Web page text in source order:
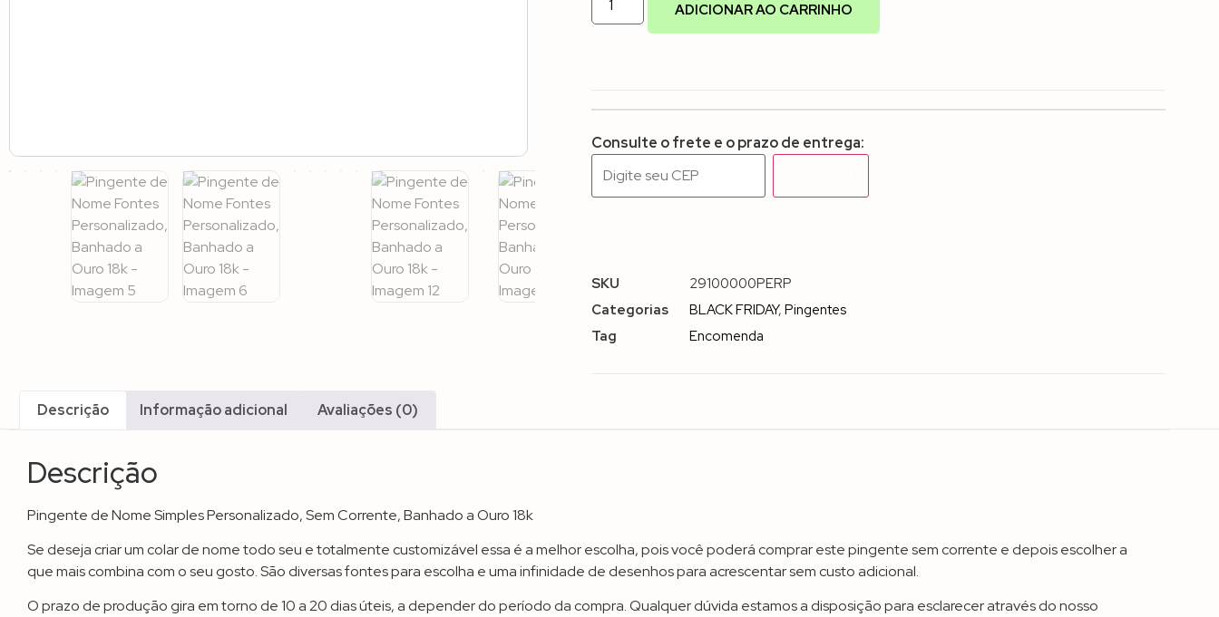
ADICIONAR AO CARRINHO
Consulte o frete e o prazo de entrega:
SKU
29100000PERP
Categorias
BLACK FRIDAY,Pingentes
Tag
Encomenda
Descrição Informação adicional Avaliações (0)
Descrição
Pingente de Nome Simples Personalizado, Sem Corrente, Banhado a Ouro 18k
Se deseja criar um colar de nome todo seu e totalmente customizável essa é a melhor escolha, pois você poderá comprar este pingente sem corrente e depois escolher a
que mais combina com o seu gosto. São diversas fontes para escolha e uma infinidade de desenhos para acrescentar sem custo adicional.
O prazo de produção gira em torno de 10 a 20 dias úteis, a depender do período da compra. Qualquer dúvida estamos a disposição para esclarecer através do nosso